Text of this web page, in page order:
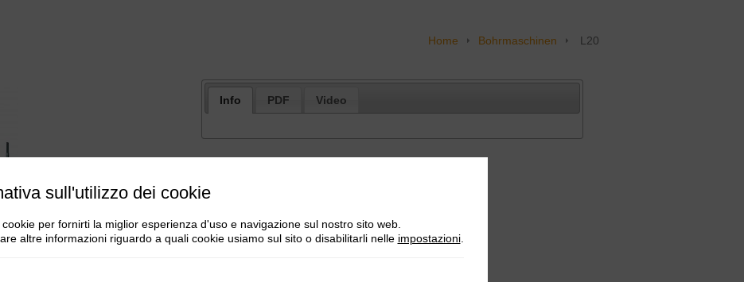
Home Bohrmaschinen L20
Info PDF Video
sull'utilizzo dei cookie
cookie per fornirti la miglior esperienza d'uso e navigazione sul nostro sito web.
altre informazioni riguardo a quali cookie usiamo sul sito o disabilitarli nelle impostazioni.